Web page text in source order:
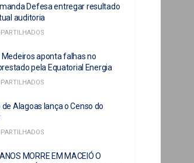
Defesa entregar resultado
auditoria
Medeiros aponta falhas no
pela Equatorial Energia
de Alagoas lança o Censo do
MORRE EM MACEIÓ O